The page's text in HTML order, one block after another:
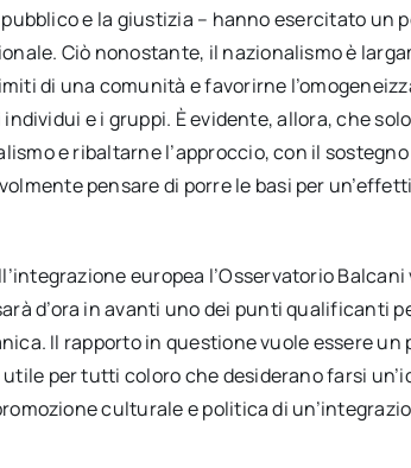
e la giustizia – hanno esercitato un
Ciò nonostante, il nazionalismo è
di una comunità e favorirne
e i gruppi. È evidente, allora, che
e ribaltarne l’approccio, con il
pensare di porre le basi per
europea l’Osservatorio
d’ora in avanti uno dei punti qualificanti
Il rapporto in questione vuole essere
per tutti coloro che desiderano farsi
culturale e politica di